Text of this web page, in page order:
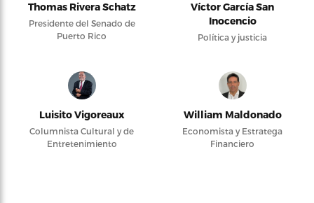
Thomas Rivera Schatz
Presidente del Senado de
Puerto Rico
Víctor García San
Inocencio
Política y justicia
Luisito Vigoreaux
Columnista Cultural y de
Entretenimiento
William Maldonado
Economista y Estratega
Financiero